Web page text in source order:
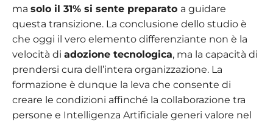
ma solo il 31% si sente preparato a guidare
questa transizione. La conclusione dello studio è
che oggi il vero elemento differenziante non è la
velocità di adozione tecnologica, ma la capacità di
prendersi cura dell’intera organizzazione. La
formazione è dunque la leva che consente di
creare le condizioni affinché la collaborazione tra
persone e Intelligenza Artificiale generi valore nel